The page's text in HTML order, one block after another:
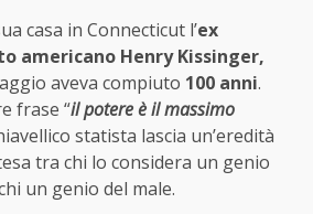
casa in Connecticut l’ex
americano Henry Kissinger,
aveva compiuto 100 anni.
frase “il potere è il massimo
statista lascia un’eredità
tra chi lo considera un genio
un genio del male.